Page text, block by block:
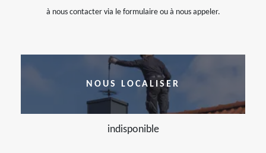
à nous contacter via le formulaire ou à nous appeler.
NOUS LOCALISER
indisponible